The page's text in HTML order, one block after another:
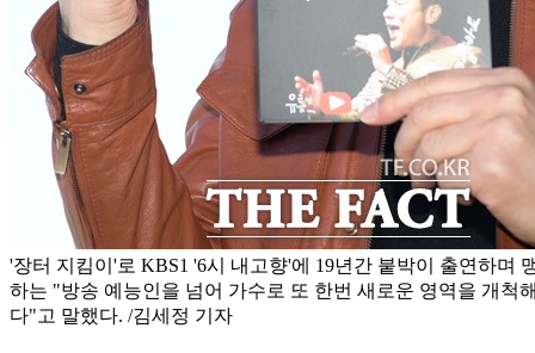
'장터 지킴이'로 KBS1 '6시 내고향'에 19년간 붙박이 출연하며
하는 "방송 예능인을 넘어 가수로 또 한번 새로운 영역을 개척
다"고 말했다. /김세정 기자